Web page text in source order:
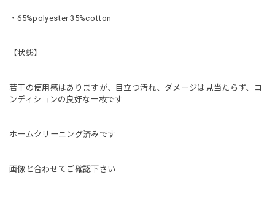
・65%polyester 35%cotton
【状態】
若干の使用感はありますが、目立つ汚れ、ダメージは見当たらず、コ
ンディションの良好な一枚です
ホームクリーニング済みです
画像と合わせてご確認下さい